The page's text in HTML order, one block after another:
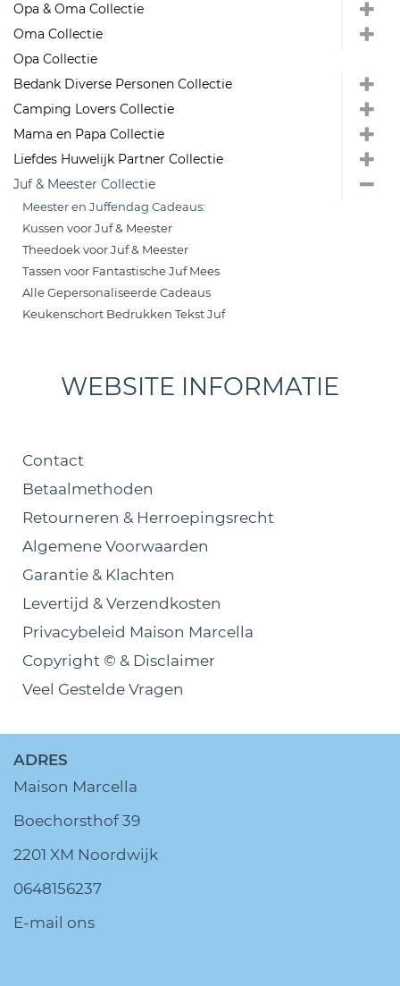
Opa & Oma Collectie
Oma Collectie
Opa Collectie
Bedank Diverse Personen Collectie
Camping Lovers Collectie
Mama en Papa Collectie
Liefdes Huwelijk Partner Collectie
Juf & Meester Collectie
Meester en Juffendag Cadeaus:
Kussen voor Juf & Meester
Theedoek voor Juf & Meester
Tassen voor Fantastische Juf Mees
Alle Gepersonaliseerde Cadeaus
Keukenschort Bedrukken Tekst Juf
WEBSITE INFORMATIE
Contact
Betaalmethoden
Retourneren & Herroepingsrecht
Algemene Voorwaarden
Garantie & Klachten
Levertijd & Verzendkosten
Privacybeleid Maison Marcella
Copyright © & Disclaimer
Veel Gestelde Vragen
ADRES
Maison Marcella
Boechorsthof 39
2201 XM Noordwijk
0648156237
E-mail ons